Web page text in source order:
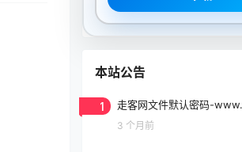
本站公告
1 走客网文件默认密码-
3 个月前